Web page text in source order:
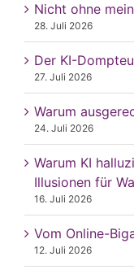
Nicht ohne
28. Juli 2026
Der KI-
27. Juli 2026
Warum
24. Juli 2026
Warum KI
Illusionen für
16. Juli 2026
Vom Online-
12. Juli 2026